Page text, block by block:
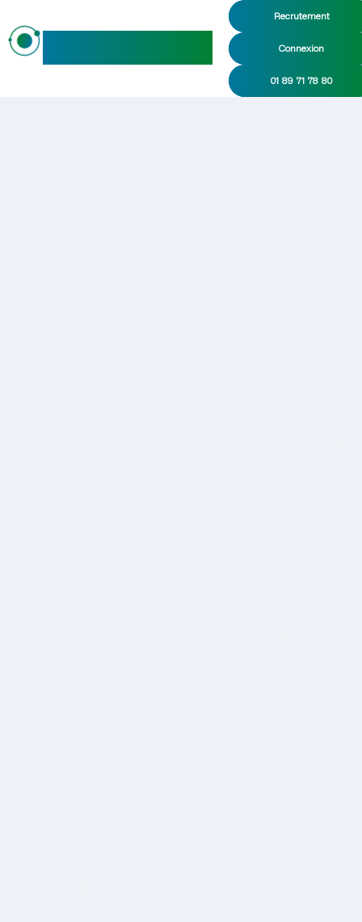
Recrutement
Connexion
01 89 71 78 80